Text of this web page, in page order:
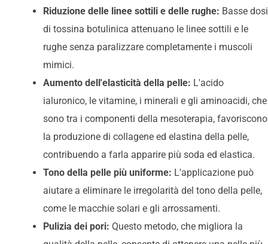
Riduzione delle linee sottili e delle rughe: Basse dosi
di tossina botulinica attenuano le linee sottili e le
rughe senza paralizzare completamente i muscoli
mimici.
Aumento dell'elasticità della pelle: L'acido
ialuronico, le vitamine, i minerali e gli aminoacidi, che
sono tra i componenti della mesoterapia, favoriscono
la produzione di collagene ed elastina della pelle,
contribuendo a farla apparire più soda ed elastica.
Tono della pelle più uniforme: L'applicazione può
aiutare a eliminare le irregolarità del tono della pelle,
come le macchie solari e gli arrossamenti.
Pulizia dei pori: Questo metodo, che migliora la